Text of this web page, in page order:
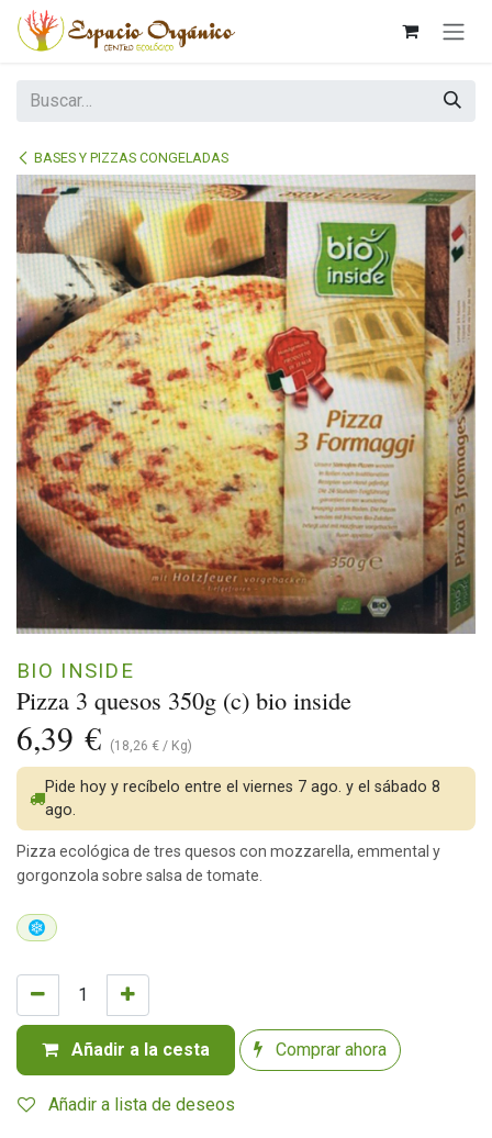
Ir al contenido
BASES Y PIZZAS CONGELADAS
Pizza 3 quesos 350g (c) bio inside
BIO INSIDE
6,39 € (18,26 € / Kg)
Añadir a la cesta Comprar ahora
Añadir a lista de deseos
Pide hoy y recíbelo entre el viernes 7 ago. y el sábado 8
ago.
Pizza ecológica de tres quesos con mozzarella, emmental y
gorgonzola sobre salsa de tomate.